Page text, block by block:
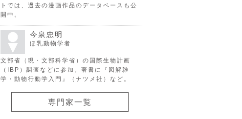
トでは、過去の漫画作品のデータベースも公
開中。
今泉忠明
ほ乳動物学者
文部省（現・文部科学省）の国際生物計画
（IBP）調査などに参加。著書に『図解雑
学・動物行動学入門』（ナツメ社）など。
専門家一覧